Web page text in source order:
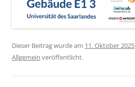
Dieser Beitrag wurde am 11. Oktober 2025
Allgemein veröffentlicht.